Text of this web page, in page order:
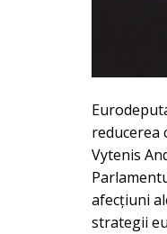
reducerea
Vytenis
afecțiuni
strategii